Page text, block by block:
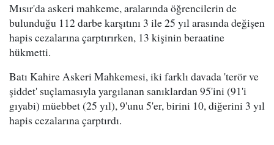
Mısır'da askeri mahkeme, aralarında öğrencilerin de
bulunduğu 112 darbe karşıtını 3 ile 25 yıl arasında değişen
hapis cezalarına çarptırırken, 13 kişinin beraatine
hükmetti.
Batı Kahire Askeri Mahkemesi, iki farklı davada 'terör ve
şiddet' suçlamasıyla yargılanan sanıklardan 95'ini (91'i
gıyabi) müebbet (25 yıl), 9'unu 5'er, birini 10, diğerini 3 yıl
hapis cezalarına çarptırdı.